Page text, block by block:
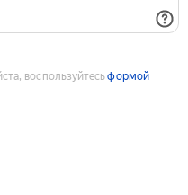
воспользуйтесьформой